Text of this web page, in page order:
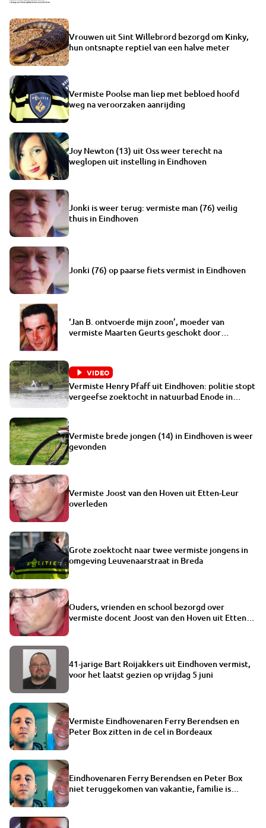
Vrouwen uit Sint Willebrord bezorgd om Kinky,
hun ontsnapte reptiel van een halve meter
Vermiste Poolse man liep met bebloed hoofd
weg na veroorzaken aanrijding
Joy Newton (13) uit Oss weer terecht na
weglopen uit instelling in Eindhoven
Jonki is weer terug: vermiste man (76) veilig
thuis in Eindhoven
Jonki (76) op paarse fiets vermist in Eindhoven
‘Jan B. ontvoerde mijn zoon’, moeder van
vermiste Maarten Geurts geschokt door
VIDEO
Vermiste Henry Pfaff uit Eindhoven: politie stopt
vergeefse zoektocht in natuurbad Enode in
Vermiste brede jongen (14) in Eindhoven is weer
gevonden
Vermiste Joost van den Hoven uit Etten-Leur
overleden
Grote zoektocht naar twee vermiste jongens in
omgeving Leuvenaarstraat in Breda
Ouders, vrienden en school bezorgd over
vermiste docent Joost van den Hoven uit Etten-
41-jarige Bart Roijakkers uit Eindhoven vermist,
voor het laatst gezien op vrijdag 5 juni
Vermiste Eindhovenaren Ferry Berendsen en
Peter Box zitten in de cel in Bordeaux
Eindhovenaren Ferry Berendsen en Peter Box
niet teruggekomen van vakantie, familie is